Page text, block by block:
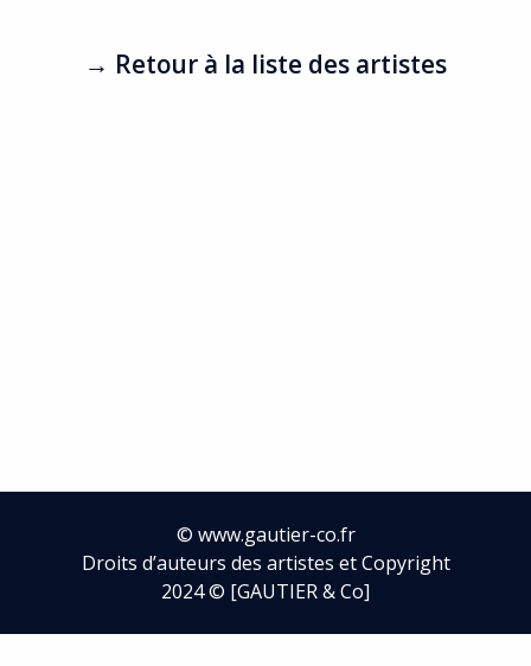
→ Retour à la liste des artistes
© www.gautier-co.fr
Droits d’auteurs des artistes et Copyright
2024 © [GAUTIER & Co]